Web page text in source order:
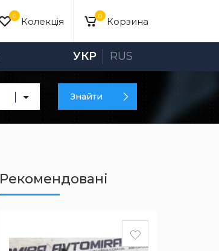
0 Корзина
0 Колекція
УКР RUS
Знайти
Рекомендовані